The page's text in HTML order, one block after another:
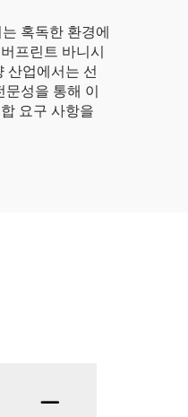
혹독한 환경에
프린트 바니시
산업에서는 선
문성을 통해 이
요구 사항을